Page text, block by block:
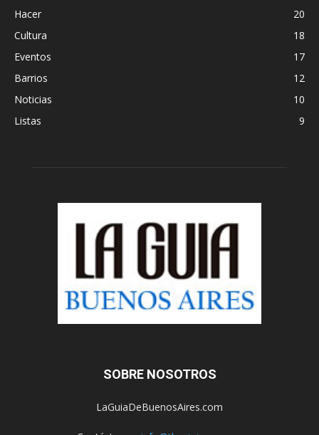
Hacer
20
Cultura
18
Eventos
17
Barrios
12
Noticias
10
Listas
9
SOBRE NOSOTROS
LaGuiaDeBuenosAires.com